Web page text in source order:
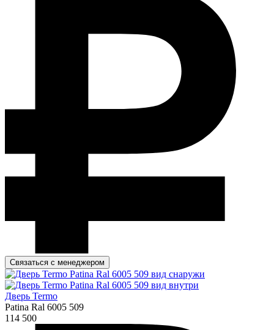
Связаться с менеджером
Дверь Termo
Patina Ral 6005 509
114 500